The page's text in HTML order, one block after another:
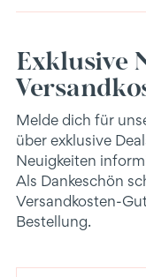
Exklusive
Melde dich für
über exklusive
Neuigkeiten
Als Dankeschön
Versandkosten-
Bestellung.